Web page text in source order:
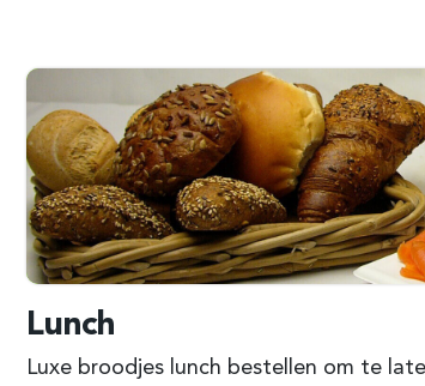
Lunch
Luxe broodjes lunch bestellen om te